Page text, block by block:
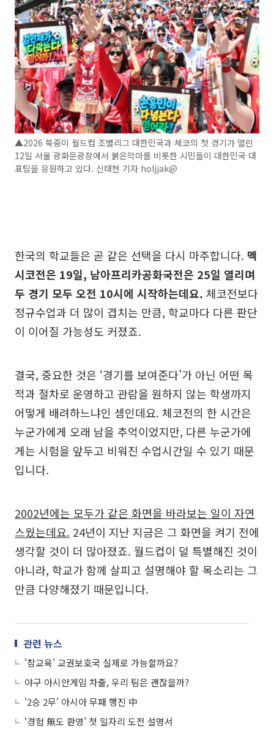
▲2026 북중미 월드컵 조별리그 대한민국과 체코의 첫 경기가 열린
12일 서울 광화문광장에서 붉은악마를 비롯한 시민들이 대한민국 대
표팀을 응원하고 있다. 신태현 기자 holjjak@
한국의 학교들은 곧 같은 선택을 다시 마주합니다. 멕
시코전은 19일, 남아프리카공화국전은 25일 열리며
두 경기 모두 오전 10시에 시작하는데요. 체코전보다
정규수업과 더 많이 겹치는 만큼, 학교마다 다른 판단
이 이어질 가능성도 커졌죠.
결국, 중요한 것은 ‘경기를 보여준다’가 아닌 어떤 목
적과 절차로 운영하고 관람을 원하지 않는 학생까지
어떻게 배려하느냐인 셈인데요. 체코전의 한 시간은
누군가에게 오래 남을 추억이었지만, 다른 누군가에
게는 시험을 앞두고 비워진 수업시간일 수 있기 때문
입니다.
2002년에는 모두가 같은 화면을 바라보는 일이 자연
스웠는데요. 24년이 지난 지금은 그 화면을 켜기 전에
생각할 것이 더 많아졌죠. 월드컵이 덜 특별해진 것이
아니라, 학교가 함께 살피고 설명해야 할 목소리는 그
만큼 다양해졌기 때문입니다.
관련 뉴스
'참교육' 교권보호국 실제로 가능할까요?
야구 아시안게임 차출, 우리 팀은 괜찮을까?
'2승 2무' 아시아 무패 행진 中
‘경험 無도 환영’ 첫 일자리 도전 설명서